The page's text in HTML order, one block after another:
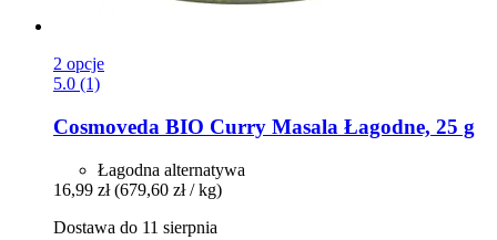
2 opcje
5.0 (1)
Cosmoveda BIO Curry Masala Łagodne, 25 g
Łagodna alternatywa
16,99 zł (679,60 zł / kg)
Dostawa do 11 sierpnia